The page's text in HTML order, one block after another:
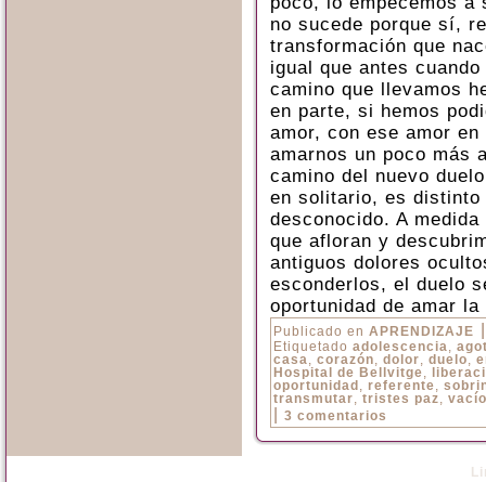
no sucede porque sí,
transformación que
igual que antes
camino que llevamos
en parte, si hemos
amor, con ese amor
amarnos un poco
camino del nuevo
en solitario, es
desconocido. A
que afloran y
antiguos dolores
esconderlos, el duelo
oportunidad de amar la
Publicado en APRENDIZAJE
Etiquetado adolescencia,
casa, corazón, dolor, duelo,
Hospital de Bellvitge,
oportunidad , referente,
transmutar, tristes paz, vacío
3 comentarios